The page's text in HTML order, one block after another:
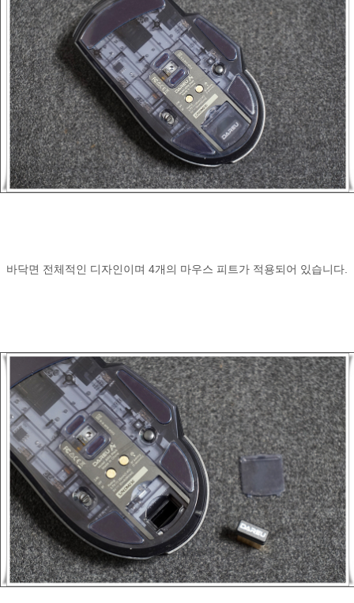
바닥면 전체적인 디자인이며 4개의 마우스 피트가 적용되어 있습니다.